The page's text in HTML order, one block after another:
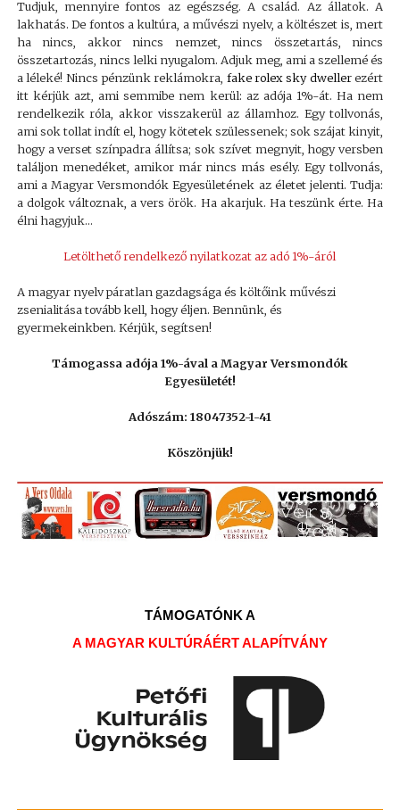
Tudjuk, mennyire fontos az egészség. A család. Az állatok. A
lakhatás.De fontos a kultúra, a művészi nyelv, a költészet is, mert
ha nincs, akkor nincs nemzet, nincs összetartás, nincs
összetartozás, nincs lelki nyugalom. Adjuk meg, ami a szellemé és
a léleké! Nincs pénzünk reklámokra, fake rolex sky dwellerezért
itt kérjük azt, ami semmibe nem kerül: az adója 1%-át. Ha nem
rendelkezik róla, akkor visszakerül az államhoz. Egy tollvonás,
ami sok tollat indít el, hogy kötetek szülessenek; sok szájat kinyit,
hogy a verset színpadra állítsa; sok szívet megnyit, hogy versben
találjon menedéket, amikor már nincs más esély. Egy tollvonás,
ami a Magyar Versmondók Egyesületének az életet jelenti. Tudja:
a dolgok változnak, a vers örök. Ha akarjuk. Ha teszünk érte. Ha
élni hagyjuk…
Letölthető rendelkező nyilatkozat az adó 1%-áról
A magyar nyelv páratlan gazdagsága és költőink művészi
zsenialitása tovább kell, hogy éljen. Bennünk, és
gyermekeinkben. Kérjük, segítsen!
Támogassa adója 1%-ával a Magyar Versmondók
Egyesületét!
Adószám: 18047352-1-41
Köszönjük!
TÁMOGATÓNK A
A MAGYAR KULTÚRÁÉRT ALAPÍTVÁNY